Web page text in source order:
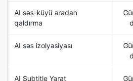
AI səs-küyü aradan
qaldırma
AI səs izolyasiyası
AI Subtitle Yarat